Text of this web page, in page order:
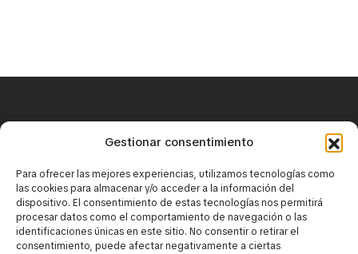
Gestionar consentimiento
Para ofrecer las mejores experiencias, utilizamos tecnologías como
las cookies para almacenar y/o acceder a la información del
dispositivo. El consentimiento de estas tecnologías nos permitirá
procesar datos como el comportamiento de navegación o las
identificaciones únicas en este sitio. No consentir o retirar el
consentimiento, puede afectar negativamente a ciertas
+34 671 25 18 43
contact@mirbaskov.com